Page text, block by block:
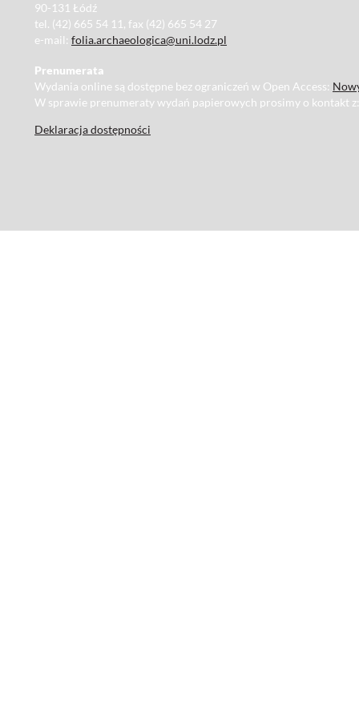
90-131 Łódź
tel. (42) 665 54 11, fax (42) 665 54 27
e-mail: folia.archaeologica@uni.lodz.pl
Prenumerata
Wydania online są dostępne bez ograniczeń w Open Access:
W sprawie prenumeraty wydań papierowych prosimy o kontakt
Deklaracja dostępności